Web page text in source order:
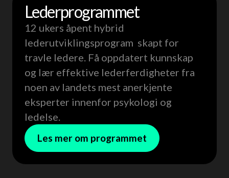
Neste oppstart 22. september 2026
Leder­programmet
12 ukers åpent hybrid
lederutviklingsprogram skapt for
travle ledere. Få oppdatert kunnskap
og lær effektive lederferdigheter fra
noen av landets mest anerkjente
eksperter innenfor psykologi og
ledelse.
Les mer om programmet